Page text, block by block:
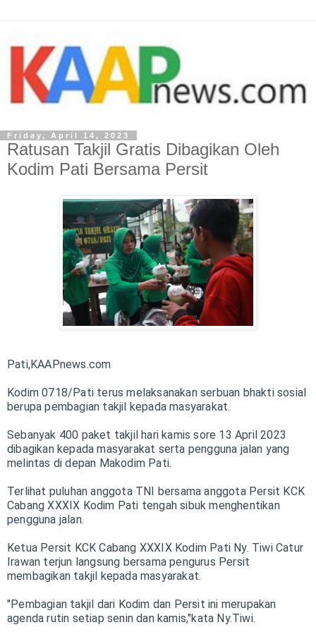
Friday, April 14, 2023
Ratusan Takjil Gratis Dibagikan Oleh
Kodim Pati Bersama Persit
Pati,KAAPnews.com
Kodim 0718/Pati terus melaksanakan serbuan bhakti sosial
berupa pembagian takjil kepada masyarakat.
Sebanyak 400 paket takjil hari kamis sore 13 April 2023
dibagikan kepada masyarakat serta pengguna jalan yang
melintas di depan Makodim Pati.
Terlihat puluhan anggota TNI bersama anggota Persit KCK
Cabang XXXIX Kodim Pati tengah sibuk menghentikan
pengguna jalan.
Ketua Persit KCK Cabang XXXIX Kodim Pati Ny. Tiwi Catur
Irawan terjun langsung bersama pengurus Persit
membagikan takjil kepada masyarakat.
"Pembagian takjil dari Kodim dan Persit ini merupakan
agenda rutin setiap senin dan kamis,"kata Ny.Tiwi.